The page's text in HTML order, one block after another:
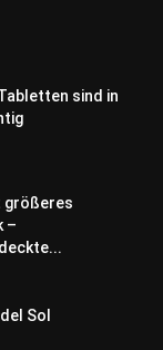
sind in
größeres
–
Sol